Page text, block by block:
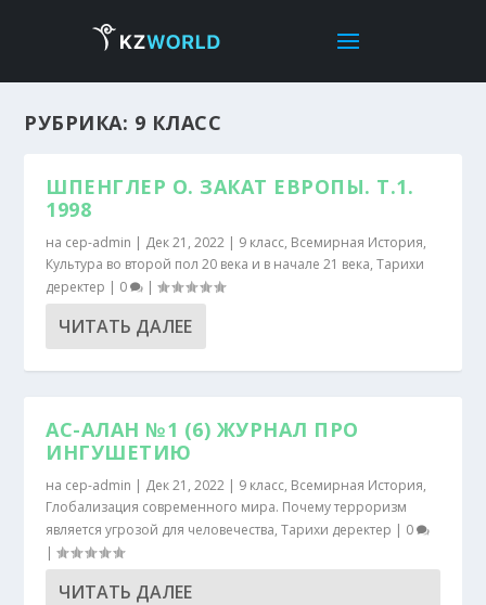
РУБРИКА: 9 КЛАСС
ШПЕНГЛЕР О. ЗАКАТ ЕВРОПЫ. Т.1.
1998
на cep-admin | Дек 21, 2022 | 9 класс, Всемирная История,
Культура во второй пол 20 века и в начале 21 века,Тарихи
деректер | 0 |
ЧИТАТЬ ДАЛЕЕ
АС-АЛАН №1 (6) ЖУРНАЛ ПРО
ИНГУШЕТИЮ
на cep-admin | Дек 21, 2022 | 9 класс, Всемирная История,
Глобализация современного мира. Почему терроризм
является угрозой для человечества,Тарихи деректер | 0
|
ЧИТАТЬ ДАЛЕЕ